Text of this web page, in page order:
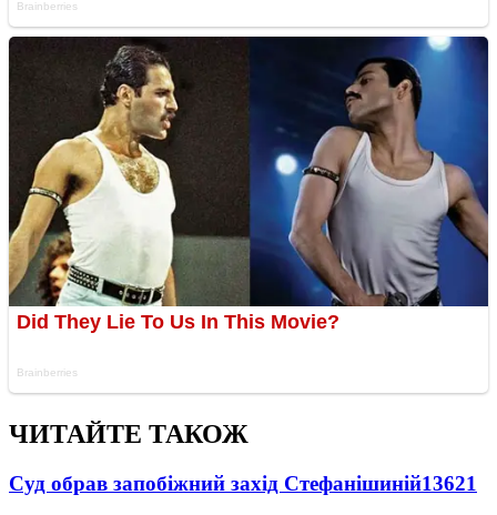
ЧИТАЙТЕ ТАКОЖ
Суд обрав запобіжний захід Стефанішиній13621